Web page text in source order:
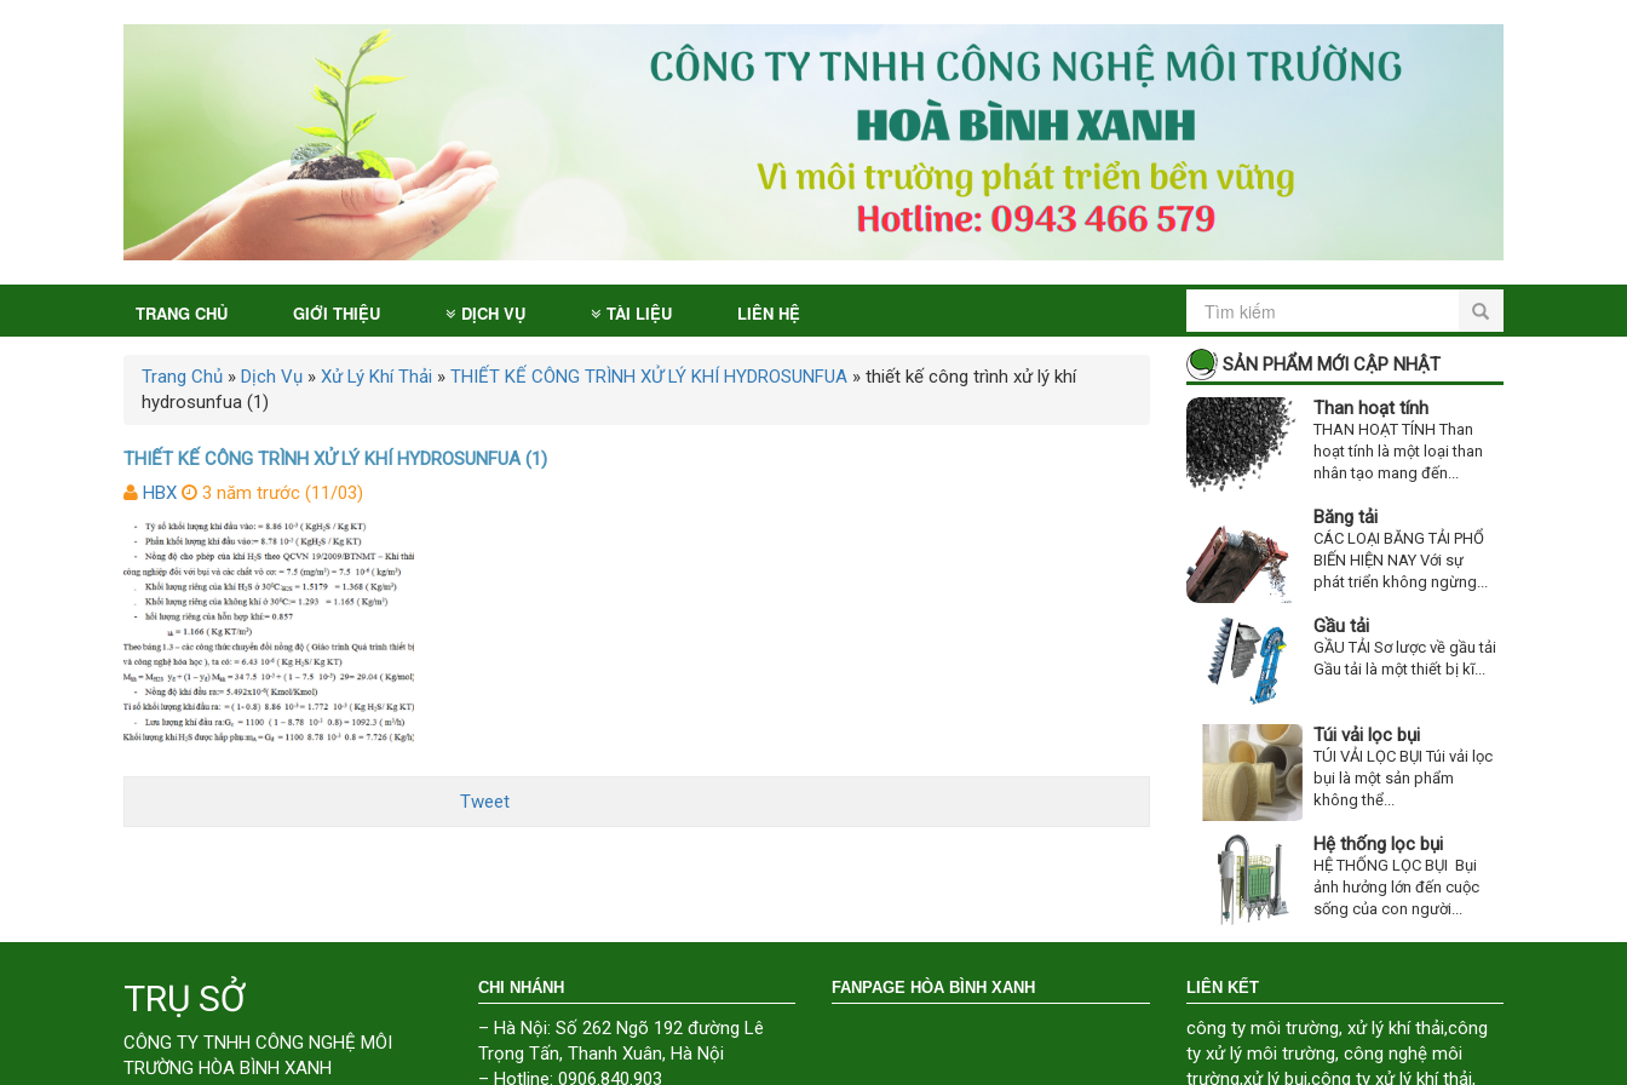
TRANG CHỦ GIỚI THIỆU DỊCH VỤ TÀI LIỆU LIÊN HỆ
Trang Chủ » Dịch Vụ » Xử Lý Khí Thải » THIẾT KẾ CÔNG TRÌNH XỬ LÝ KHÍ HYDROSUNFUA » thiết kế công trình xử lý khí
hydrosunfua (1)
THIẾT KẾ CÔNG TRÌNH XỬ LÝ KHÍ HYDROSUNFUA (1)
HBX
3 năm trước (11/03)
Tweet
SẢN PHẨM MỚI CẬP NHẬT
Than hoạt tính
THAN HOẠT TÍNH Than
hoạt tính là một loại than
nhân tạo mang đến...
Băng tải
CÁC LOẠI BĂNG TẢI PHỔ
BIẾN HIỆN NAY Với sự
phát triển không ngừng...
Gầu tải
GẦU TẢI Sơ lược về gầu tải
Gầu tải là một thiết bị kĩ...
Túi vải lọc bụi
TÚI VẢI LỌC BỤI Túi vải lọc
bụi là một sản phẩm
không thể...
Hệ thống lọc bụi
HỆ THỐNG LỌC BỤI Bụi
ảnh hưởng lớn đến cuộc
sống của con người...
TRỤ SỞ
CÔNG TY TNHH CÔNG NGHỆ MÔI
TRƯỜNG HÒA BÌNH XANH
CHI NHÁNH
– Hà Nội: Số 262 Ngõ 192 đường Lê
Trọng Tấn, Thanh Xuân, Hà Nội
– Hotline: 0906.840.903
FANPAGE HÒA BÌNH XANH LIÊN KẾT
công ty môi trường, xử lý khí thải,công
ty xử lý môi trường, công nghệ môi
trường,xử lý bụi,công ty xử lý khí thải,